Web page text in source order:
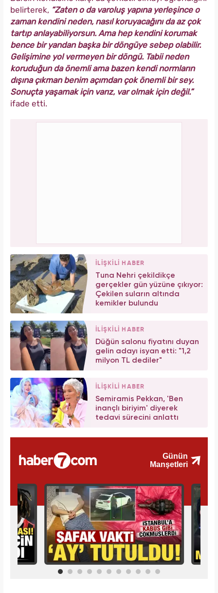
belirterek, “Zaten o da varoluş yapına yerleşince o
zaman kendini neden, nasıl koruyacağını da az çok
tartıp anlayabiliyorsun. Ama hep kendini korumak
bence bir yandan başka bir döngüye sebep olabilir.
Gelişimine yol vermeyen bir döngü. Tabii neden
koruduğun da önemli ama bazen kendi normların
dışına çıkman benim açımdan çok önemli bir sey.
Sonuçta yaşamak için varız, var olmak için değil.”
ifade etti.
İLİŞKİLİ HABER
Tuna Nehri çekildikçe
gerçekler gün yüzüne çıkıyor:
Çekilen suların altında
kemikler bulundu
İLİŞKİLİ HABER
Düğün salonu fiyatını duyan
gelin adayı isyan etti: "1,2
milyon TL dediler"
İLİŞKİLİ HABER
Semiramis Pekkan, 'Ben
inançlı biriyim' diyerek
tedavi sürecini anlattı